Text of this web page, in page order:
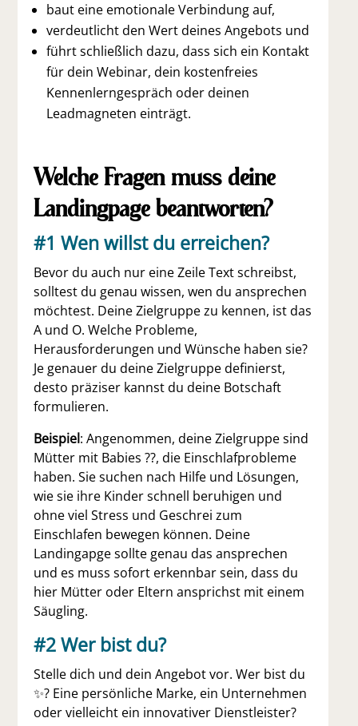
baut eine emotionale Verbindung auf,
verdeutlicht den Wert deines Angebots und
führt schließlich dazu, dass sich ein Kontakt
für dein Webinar, dein kostenfreies
Kennenlerngespräch oder deinen
Leadmagneten einträgt.
Welche Fragen muss deine
Landingpage beantworten?
#1 Wen willst du erreichen?
Bevor du auch nur eine Zeile Text schreibst,
solltest du genau wissen, wen du ansprechen
möchtest. Deine Zielgruppe zu kennen, ist das
A und O. Welche Probleme,
Herausforderungen und Wünsche haben sie?
Je genauer du deine Zielgruppe definierst,
desto präziser kannst du deine Botschaft
formulieren.
Beispiel: Angenommen, deine Zielgruppe sind
Mütter mit Babies ??, die Einschlafprobleme
haben. Sie suchen nach Hilfe und Lösungen,
wie sie ihre Kinder schnell beruhigen und
ohne viel Stress und Geschrei zum
Einschlafen bewegen können. Deine
Landingapge sollte genau das ansprechen
und es muss sofort erkennbar sein, dass du
hier Mütter oder Eltern ansprichst mit einem
Säugling.
#2 Wer bist du?
Stelle dich und dein Angebot vor. Wer bist du
✨? Eine persönliche Marke, ein Unternehmen
oder vielleicht ein innovativer Dienstleister?